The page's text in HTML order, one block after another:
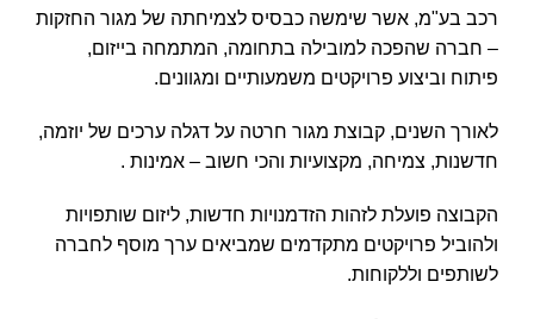
רכב בע"מ, אשר שימשה כבסיס לצמיחתה של מגור החזקות
– חברה שהפכה למובילה בתחומה, המתמחה בייזום,
פיתוח וביצוע פרויקטים משמעותיים ומגוונים.
לאורך השנים, קבוצת מגור חרטה על דגלה ערכים של יוזמה,
חדשנות, צמיחה, מקצועיות והכי חשוב – אמינות .
הקבוצה פועלת לזהות הזדמנויות חדשות, ליזום שותפויות
ולהוביל פרויקטים מתקדמים שמביאים ערך מוסף לחברה
לשותפים וללקוחות.